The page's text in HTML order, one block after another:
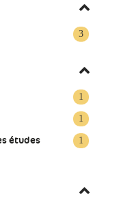
3
1
1
1
études